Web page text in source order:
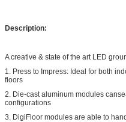
Description:
A creative & state of the art LED
1. Press to Impress: Ideal for both
floors
2. Die-cast aluminum modules
configurations
3. DigiFloor modules are able to